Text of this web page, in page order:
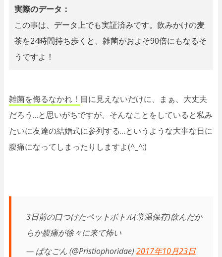
実際のデータ：
この事は、データ上でも実証済みです。飲みかけの麦
茶を24時間持ち歩くと、雑菌がおよそ90倍にもなるそ
うですよ！
雑菌を侮るなかれ！ 目に見えないだけに、まぁ、大丈夫
だろう…と思いがちですが、そんなことをしていると私み
たいに友達の結婚式に参列する…というような大事な日に
腹痛になってしまったりしますよ(^_^;)
3日前の口つけたペットボトル(常温保存)飲んだか
らか腹痛が徐々に来て怖い
— ぱなごん (@Pristiophoridae) 2017年10月23日